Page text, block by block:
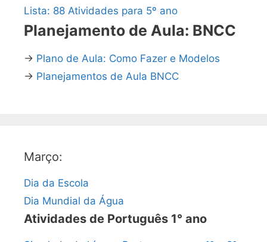
Lista: 88 Atividades para 5º ano
Planejamento de Aula: BNCC
→ Plano de Aula: Como Fazer e Modelos
→ Planejamentos de Aula BNCC
Março:
Dia da Escola
Dia Mundial da Água
Atividades de Português 1° ano